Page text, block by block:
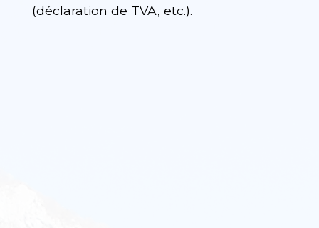
(déclaration de TVA, etc.).